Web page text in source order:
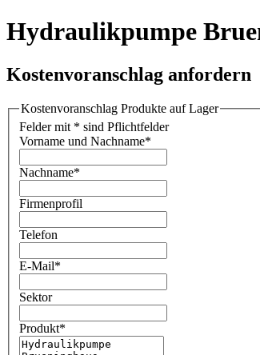
Hydraulikpumpe
Kostenvoranschlag anfordern
Kostenvoranschlag Produkte auf Lager
Felder mit * sind Pflichtfelder
Vorname und Nachname*
Nachname*
Firmenprofil
Telefon
E-Mail*
Sektor
Produkt*